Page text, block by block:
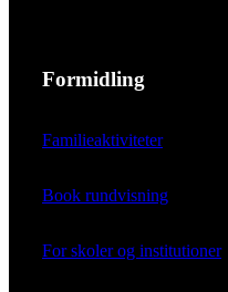
Formidling
Familieaktiviteter
Book rundvisning
For skoler og institutioner